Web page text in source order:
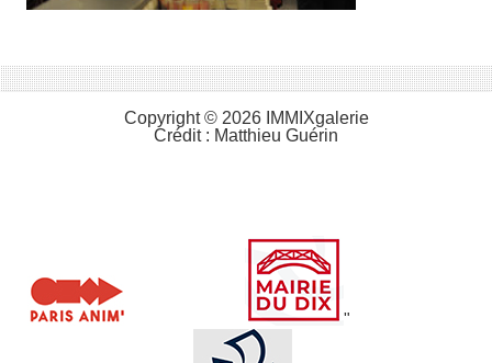
Copyright © 2026 IMMIXgalerie
Crédit : Matthieu Guérin
"